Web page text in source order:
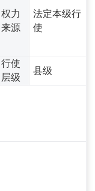
权力
来源
法定本级行
使
行使
层级
县级